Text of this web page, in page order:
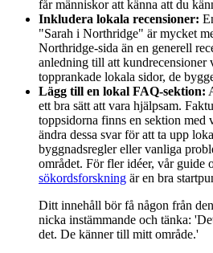
får människor att känna att du
Inkludera lokala recensioner:
"Sarah i Northridge" är mycket
Northridge-sida än en generell
anledning till att kundrecensioner
topprankade lokala sidor, de
Lägg till en lokal FAQ-sektion:
ett bra sätt att vara hjälpsam.
toppsidorna finns en sektion med
ändra dessa svar för att ta upp
byggnadsregler eller vanliga
området. För fler idéer, vår guide
sökordsforskning är en bra
Ditt innehåll bör få någon från
nicka instämmande och tänka:
det. De känner till mitt område.'